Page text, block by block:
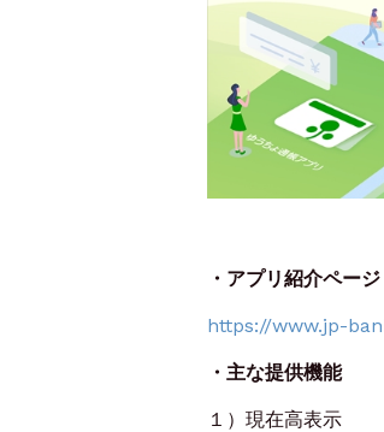
・アプリ紹介ページ
https://www.jp-
・主な提供機能
１）現在高表示